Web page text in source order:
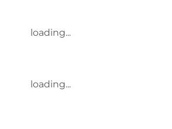
loading...
loading...